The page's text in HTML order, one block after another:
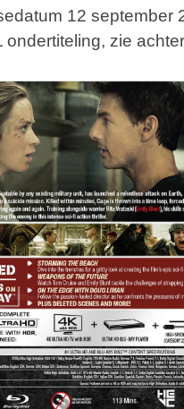
12 september
ondertiteling, zie